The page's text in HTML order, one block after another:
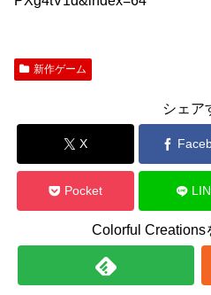
新作ゲーム
シェア
X
Pocket
Colorful Creations